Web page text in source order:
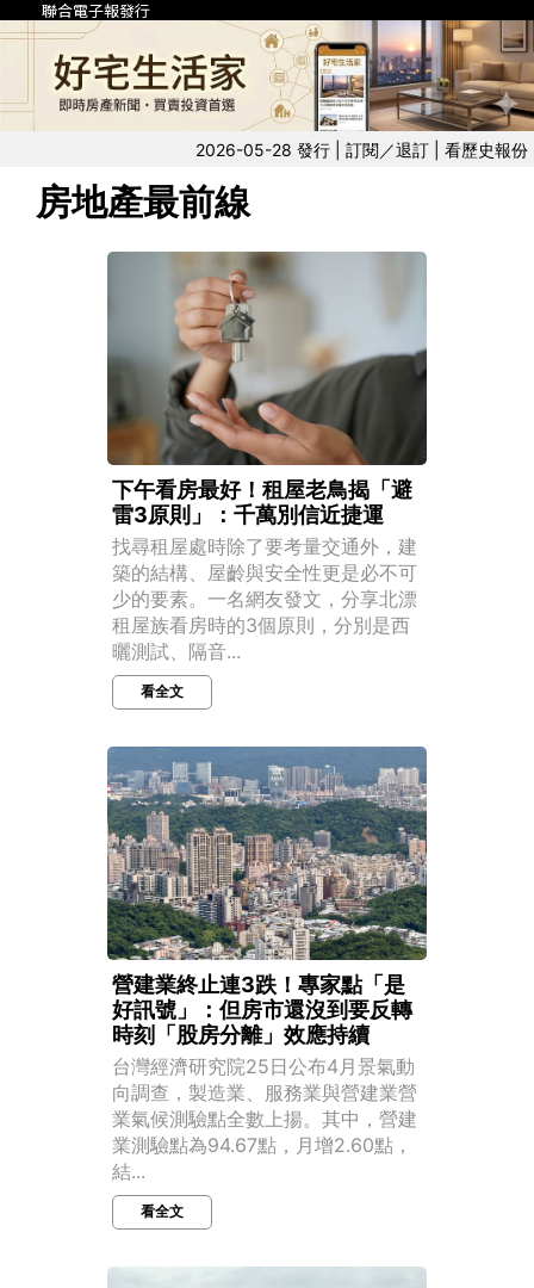
聯合電子報發行
2026-05-28 發行 | 訂閱／退訂 看歷史報份
房地產最前線
下午看房最好！租屋老鳥揭「避
雷3原則」：千萬別信近捷運
找尋租屋處時除了要考量交通外，建
築的結構、屋齡與安全性更是必不可
少的要素。一名網友發文，分享北漂
租屋族看房時的3個原則，分別是西
曬測試、隔音...
看全文
營建業終止連3跌！專家點「是
好訊號」：但房市還沒到要反轉
時刻「股房分離」效應持續
台灣經濟研究院25日公布4月景氣動
向調查，製造業、服務業與營建業營
業氣候測驗點全數上揚。其中，營建
業測驗點為94.67點，月增2.60點，
結...
看全文